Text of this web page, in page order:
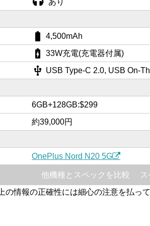
あり
battery_std
4,500mAh
battery_charging_full
33W充電(充電器付属)
usb USB Type-C 2.0, USB On-
6GB+128GB:$299
約39,000円
OnePlus Nord N20 5G
他機種とスペックを比較
の情報の正確性には細心の注意を払っ